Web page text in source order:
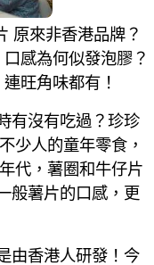
原來非香港品牌？
感為何似發泡膠？
旺角味都有！
有沒有吃過？珍珍
少人的童年零食，
代，薯圈和牛仔片
般薯片的口感，更
由香港人研發！今